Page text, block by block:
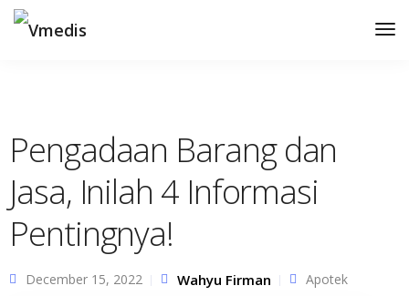
Pengadaan Barang dan
Jasa, Inilah 4 Informasi
Pentingnya!
December 15, 2022 Wahyu Firman Apotek